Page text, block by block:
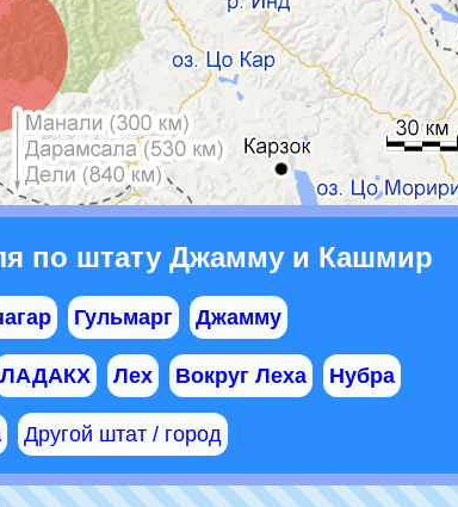
по штату Джамму и Кашмир
Гульмарг Джамму
ЛАДАКХ Лех Вокруг Леха Нубра
Другой штат / город